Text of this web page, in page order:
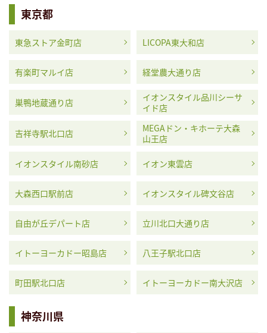
東京都
東急ストア金町店 LICOPA東大和店
有楽町マルイ店 経堂農大通り店
巣鴨地蔵通り店
イオンスタイル品川シーサ
イド店
吉祥寺駅北口店
MEGAドン・キホーテ大森
山王店
イオンスタイル南砂店 イオン東雲店
大森西口駅前店 イオンスタイル碑文谷店
自由が丘デパート店 立川北口大通り店
イトーヨーカドー昭島店 八王子駅北口店
町田駅北口店 イトーヨーカドー南大沢店
神奈川県